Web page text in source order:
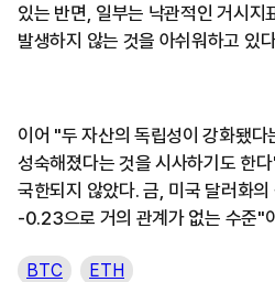
있는 반면, 일부는 낙관적인 거시지
발생하지 않는 것을 아쉬워하고 있
이어 "두 자산의 독립성이 강화됐다
성숙해졌다는 것을 시사하기도 한
국한되지 않았다. 금, 미국 달러화
-0.23으로 거의 관계가 없는 수준"
BTC ETH